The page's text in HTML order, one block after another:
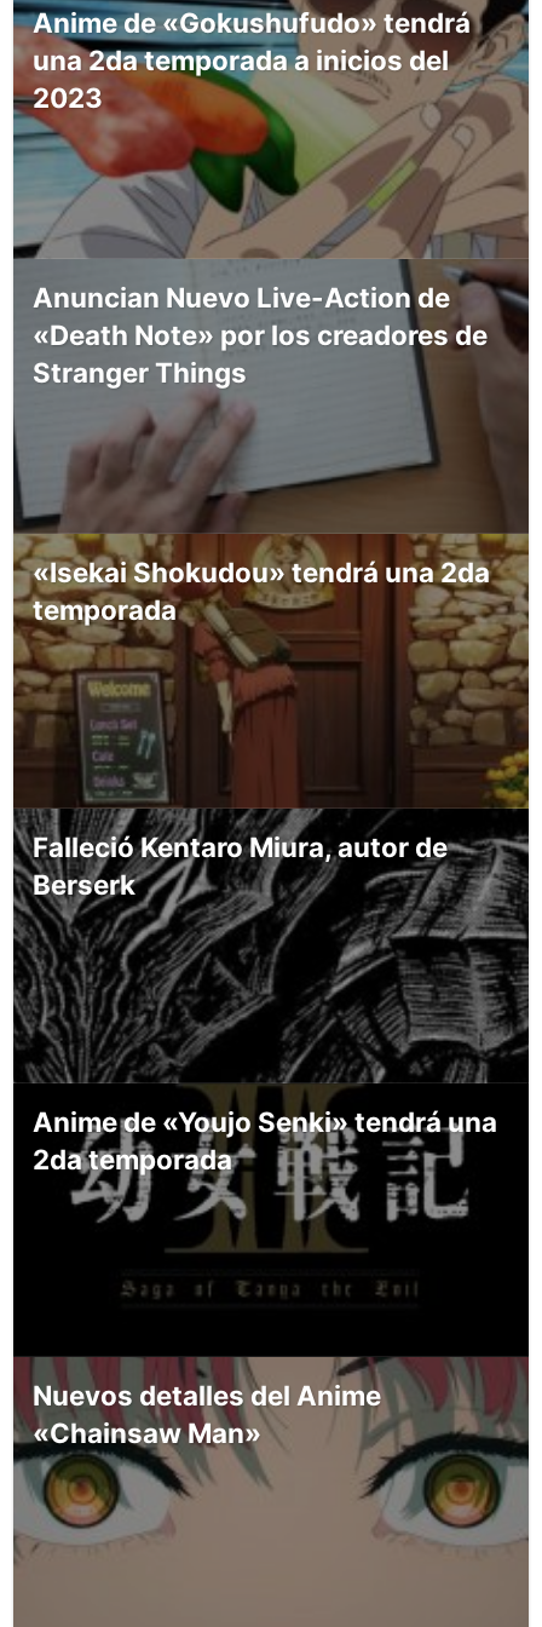
Anime de «Gokushufudo» tendrá
una 2da temporada a inicios del
2023
Anuncian Nuevo Live-Action de
«Death Note» por los creadores de
Stranger Things
«Isekai Shokudou» tendrá una 2da
temporada
Falleció Kentaro Miura, autor de
Berserk
Anime de «Youjo Senki» tendrá una
2da temporada
Nuevos detalles del Anime
«Chainsaw Man»